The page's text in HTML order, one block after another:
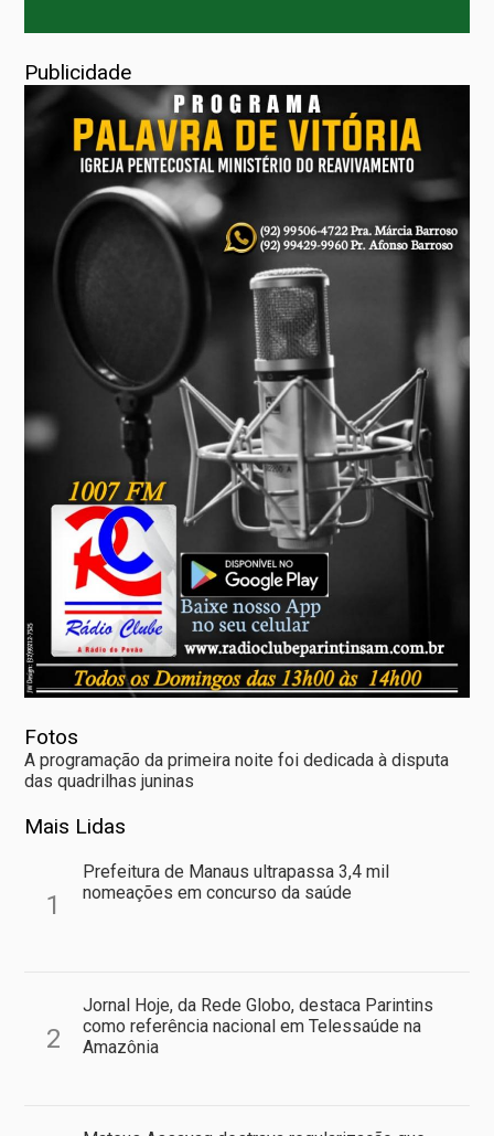
Publicidade
Fotos
A programação da primeira noite foi dedicada à disputa
das quadrilhas juninas
Mais Lidas
1
Prefeitura de Manaus ultrapassa 3,4 mil
nomeações em concurso da saúde
2
Jornal Hoje, da Rede Globo, destaca Parintins
como referência nacional em Telessaúde na
Amazônia